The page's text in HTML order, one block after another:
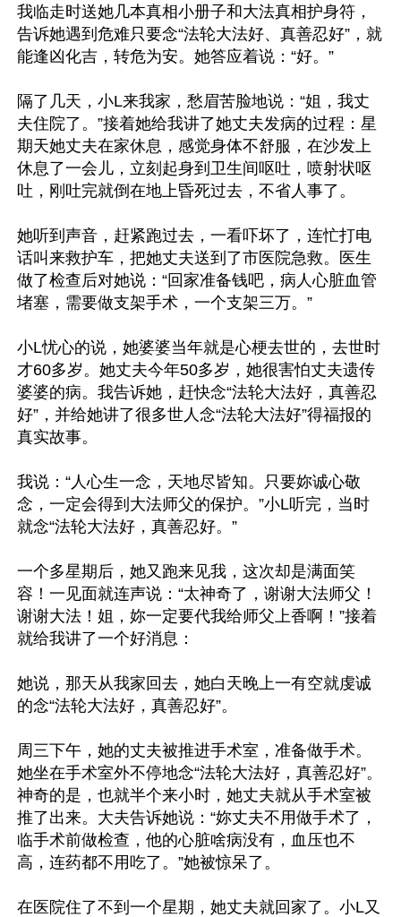
我临走时送她几本真相小册子和大法真相护身符，
告诉她遇到危难只要念“法轮大法好、真善忍好”，就
能逢凶化吉，转危为安。她答应着说：“好。”
隔了几天，小L来我家，愁眉苦脸地说：“姐，我丈
夫住院了。”接着她给我讲了她丈夫发病的过程：星
期天她丈夫在家休息，感觉身体不舒服，在沙发上
休息了一会儿，立刻起身到卫生间呕吐，喷射状呕
吐，刚吐完就倒在地上昏死过去，不省人事了。
她听到声音，赶紧跑过去，一看吓坏了，连忙打电
话叫来救护车，把她丈夫送到了市医院急救。医生
做了检查后对她说：“回家准备钱吧，病人心脏血管
堵塞，需要做支架手术，一个支架三万。”
小L忧心的说，她婆婆当年就是心梗去世的，去世时
才60多岁。她丈夫今年50多岁，她很害怕丈夫遗传
婆婆的病。我告诉她，赶快念“法轮大法好，真善忍
好”，并给她讲了很多世人念“法轮大法好”得福报的
真实故事。
我说：“人心生一念，天地尽皆知。只要妳诚心敬
念，一定会得到大法师父的保护。”小L听完，当时
就念“法轮大法好，真善忍好。”
一个多星期后，她又跑来见我，这次却是满面笑
容！一见面就连声说：“太神奇了，谢谢大法师父！
谢谢大法！姐，妳一定要代我给师父上香啊！”接着
就给我讲了一个好消息：
她说，那天从我家回去，她白天晚上一有空就虔诚
的念“法轮大法好，真善忍好”。
周三下午，她的丈夫被推进手术室，准备做手术。
她坐在手术室外不停地念“法轮大法好，真善忍好”。
神奇的是，也就半个来小时，她丈夫就从手术室被
推了出来。大夫告诉她说：“妳丈夫不用做手术了，
临手术前做检查，他的心脏啥病没有，血压也不
高，连药都不用吃了。”她被惊呆了。
在医院住了不到一个星期，她丈夫就回家了。小L又